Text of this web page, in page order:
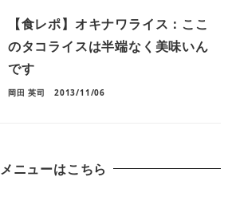
【食レポ】オキナワライス：ここ
のタコライスは半端なく美味いん
です
岡田 英司 2013/11/06
メニューはこちら